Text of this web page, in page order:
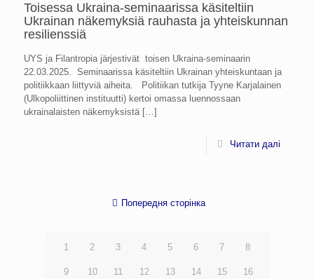
Toisessa Ukraina-seminaarissa käsiteltiin
Ukrainan näkemyksiä rauhasta ja yhteiskunnan
resilienssiä
UYS ja Filantropia järjestivät toisen Ukraina-seminaarin
22.03.2025. Seminaarissa käsiteltiin Ukrainan yhteiskuntaan ja
politiikkaan liittyviä aiheita. Politiikan tutkija Tyyne Karjalainen
(Ulkopoliittinen instituutti) kertoi omassa luennossaan
ukrainalaisten näkemyksistä[…]
Читати далі
Попередня сторінка
1 2 3 4 5 6 7 8
9 10 11 12 13 14 15 16